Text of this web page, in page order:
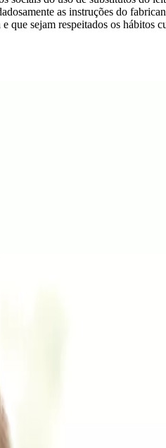
as instruções do
que sejam respeitados os hábitos